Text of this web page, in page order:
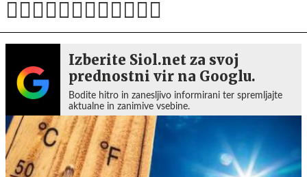
Izberite Siol.net za svoj
prednostni vir na Googlu.
Bodite hitro in zanesljivo informirani ter spremljajte
aktualne in zanimive vsebine.